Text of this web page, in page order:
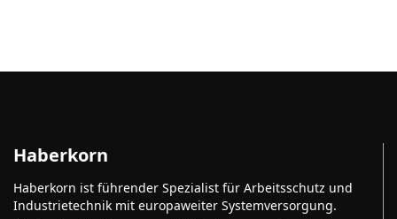
Haberkorn
Haberkorn ist führender Spezialist für Arbeitsschutz und
Industrietechnik mit europaweiter Systemversorgung.